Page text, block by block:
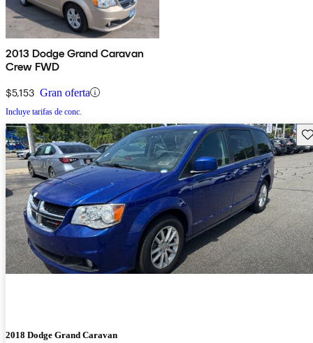
2013 Dodge Grand Caravan
Crew FWD
$5,153 Gran oferta
Incluye tarifas de conc.
2018 Dodge Grand Caravan